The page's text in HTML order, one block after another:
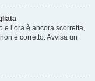
e l’ora è ancora scorretta,
è corretto. Avvisa un